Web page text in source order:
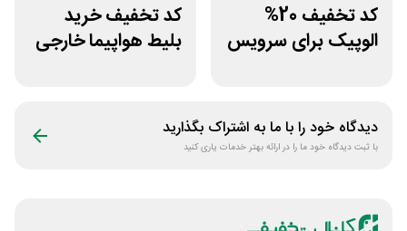
کد تخفیف 20%
الوپیک برای سرویس
کد تخفیف خرید
بلیط هواپیما خارجی
دیدگاه خود را با ما به اشتراک بگذارید
با ثبت دیدگاه خود ما را در ارائه بهتر خدمات یاری کنید